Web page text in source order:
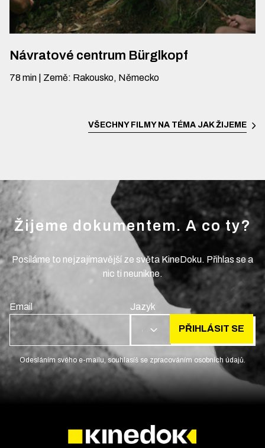
Návratové centrum Bürglkopf
78min Země: Rakousko, Německo
VŠECHNY FILMY NA TÉMA JAK ŽIJEME
Žijeme dokumentem. A co ty?
Posíláme to nejzajímavější ze světa KineDoku. Přihlas se a
nic ti neunikne.
Email Jazyk
CS PŘIHLÁSIT SE
Odesláním svého e-mailu, souhlasíš se zpracováním osobních údajů.